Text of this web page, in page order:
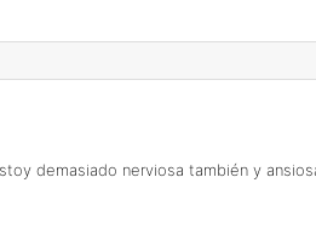
demasiado nerviosa también y